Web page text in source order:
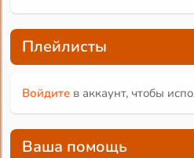
Плейлисты
Войдите в аккаунт, чтобы
Ваша помощь